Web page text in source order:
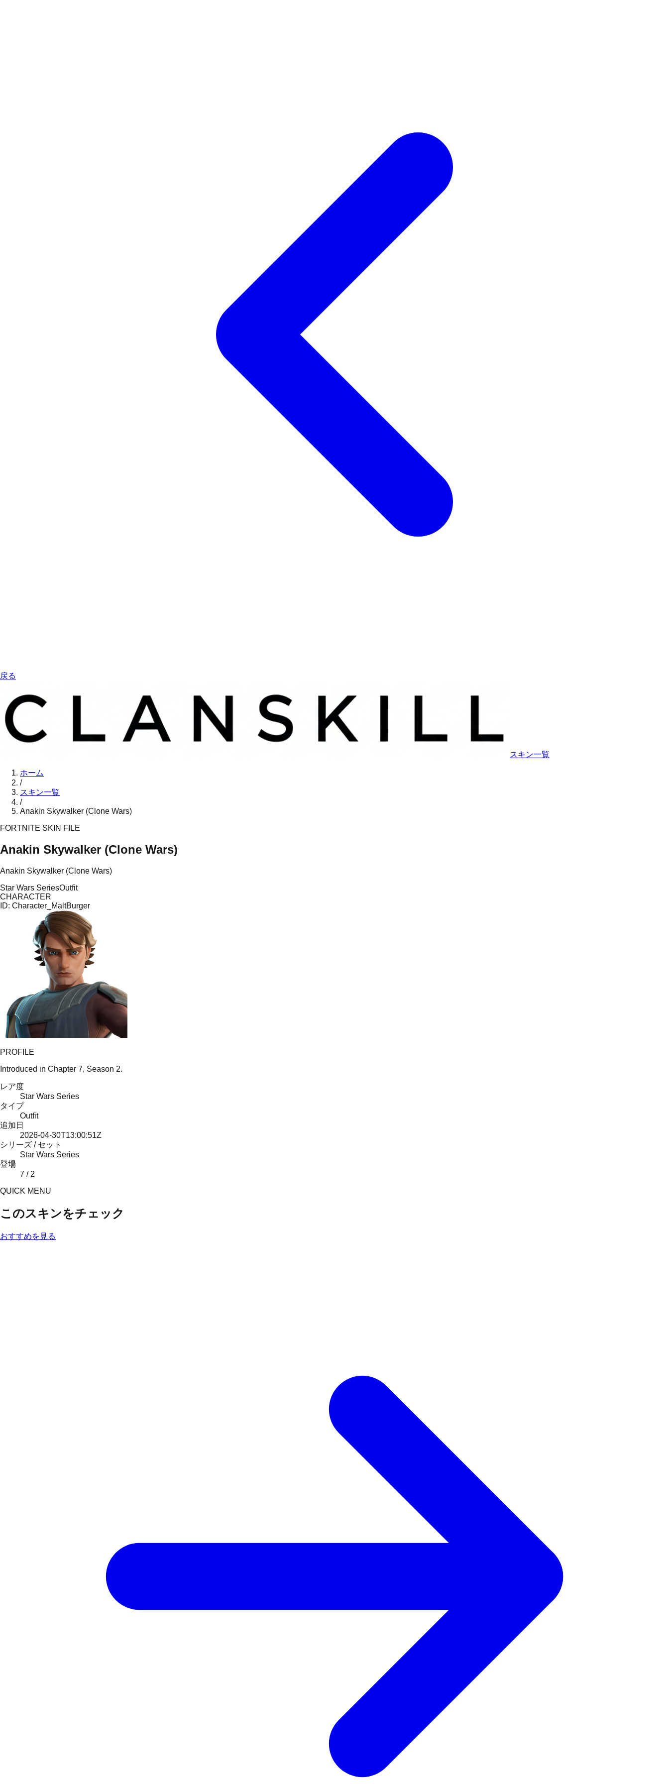
戻る
スキン一覧
ホーム
/
スキン一覧
/
Anakin Skywalker (Clone Wars)
FORTNITE SKIN FILE
Anakin Skywalker (Clone Wars)
Anakin Skywalker (Clone Wars)
Star Wars SeriesOutfit
CHARACTER
ID: Character_MaltBurger
PROFILE
Introduced in Chapter 7, Season 2.
レア度
Star Wars Series
タイプ
Outfit
追加日
2026-04-30T13:00:51Z
シリーズ / セット
Star Wars Series
登場
7 / 2
QUICK MENU
このスキンをチェック
おすすめを見る